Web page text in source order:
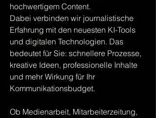
hochwertigem Content.
Dabei verbinden wir journalistische
Erfahrung mit den neuesten KI-Tools
und digitalen Technologien. Das
bedeutet für Sie: schnellere Prozesse,
kreative Ideen, professionelle Inhalte
und mehr Wirkung für Ihr
Kommunikationsbudget.
Ob Medienarbeit, Mitarbeiterzeitung,